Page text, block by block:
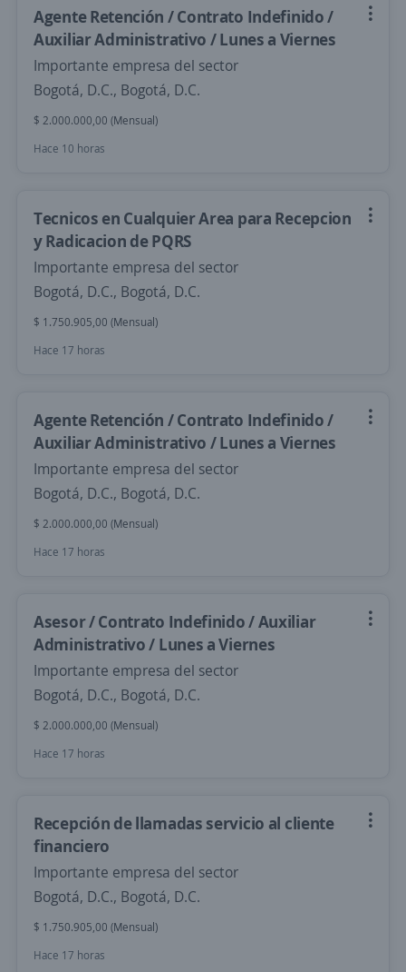
Agente Retención / Contrato Indefinido /
Auxiliar Administrativo / Lunes a Viernes
Importante empresa del sector
Bogotá, D.C., Bogotá, D.C.
$ 2.000.000,00 (Mensual)
Hace 10 horas
Tecnicos en Cualquier Area para Recepcion
y Radicacion de PQRS
Importante empresa del sector
Bogotá, D.C., Bogotá, D.C.
$ 1.750.905,00 (Mensual)
Hace 17 horas
Agente Retención / Contrato Indefinido /
Auxiliar Administrativo / Lunes a Viernes
Importante empresa del sector
Bogotá, D.C., Bogotá, D.C.
$ 2.000.000,00 (Mensual)
Hace 17 horas
Asesor / Contrato Indefinido / Auxiliar
Administrativo / Lunes a Viernes
Importante empresa del sector
Bogotá, D.C., Bogotá, D.C.
$ 2.000.000,00 (Mensual)
Hace 17 horas
Recepción de llamadas servicio al cliente
financiero
Importante empresa del sector
Bogotá, D.C., Bogotá, D.C.
$ 1.750.905,00 (Mensual)
Hace 17 horas